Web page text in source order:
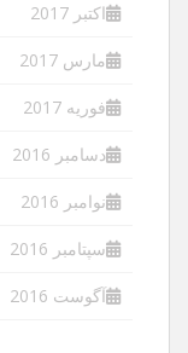
اکتبر 2017
مارس 2017
فوریه 2017
دسامبر 2016
نوامبر 2016
سپتامبر 2016
آگوست 2016